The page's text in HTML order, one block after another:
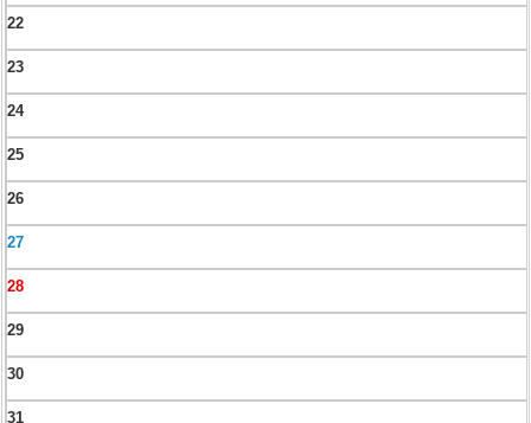
22
23
24
25
26
27
28
29
30
31